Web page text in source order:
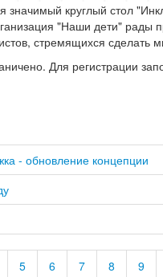
круглый стол
"Наши дети" рады
стремящихся сделать
Для регистрации
- обновление концепции
5 6 7 8 9